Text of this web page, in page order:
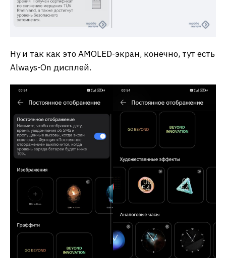
Ну и так как это AMOLED-экран, конечно, тут есть
Always-On дисплей.